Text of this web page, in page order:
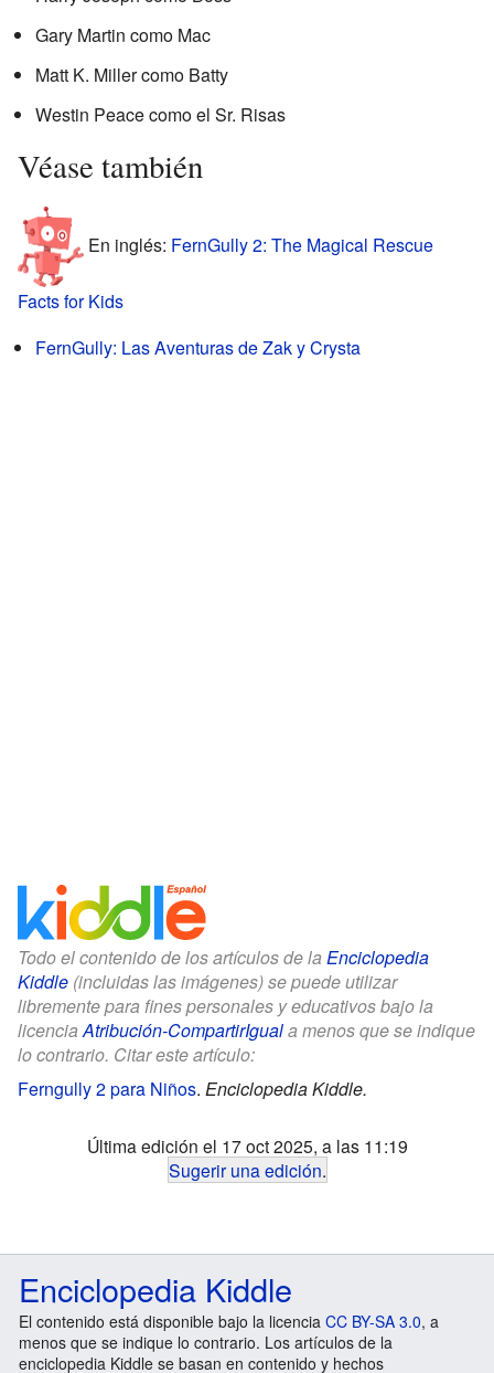
Gary Martin como Mac
Matt K. Miller como Batty
Westin Peace como el Sr. Risas
Véase también
En inglés: FernGully 2: The Magical Rescue
Facts for Kids
FernGully: Las Aventuras de Zak y Crysta
Todo el contenido de los artículos de la Enciclopedia
Kiddle (incluidas las imágenes) se puede utilizar
libremente para fines personales y educativos bajo la
licenciaAtribución-CompartirIguala menos que se indique
lo contrario. Citar este artículo:
Ferngully 2 para Niños. Enciclopedia Kiddle.
Última edición el 17 oct 2025, a las 11:19
Sugerir una edición.
Enciclopedia Kiddle
El contenido está disponible bajo la licencia CC BY-SA 3.0, a
menos que se indique lo contrario. Los artículos de la
enciclopedia Kiddle se basan en contenido y hechos